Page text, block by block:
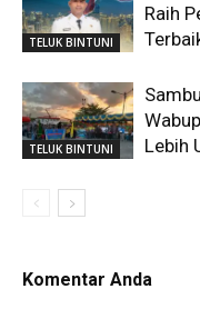
TELUK BINTUNI
Raih
TELUK BINTUNI
Lebih
Komentar Anda